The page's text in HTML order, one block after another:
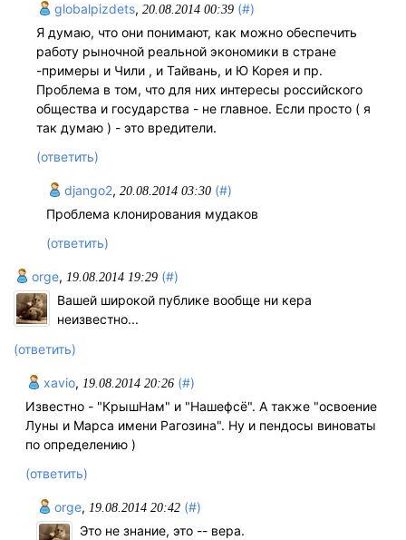
globalpizdets, 20.08.2014 00:39 (#)
Я думаю, что они понимают, как можно обеспечить
работу рыночной реальной экономики в стране
-примеры и Чили , и Тайвань, и Ю Корея и пр.
Проблема в том, что для них интересы российского
общества и государства - не главное. Если просто ( я
так думаю ) - это вредители.
(ответить)
django2,20.08.2014 03:30 (#)
Проблема клонирования мудаков
(ответить)
orge, 19.08.2014 19:29 (#)
Вашей широкой публике вообще ни кера
неизвестно...
(ответить)
xavio, 19.08.2014 20:26 (#)
Известно - "КрышНам" и "Нашефсё". А также "освоение
Луны и Марса имени Рагозина". Ну и пендосы виноваты
по определению )
(ответить)
orge, 19.08.2014 20:42 (#)
Это не знание, это -- вера.